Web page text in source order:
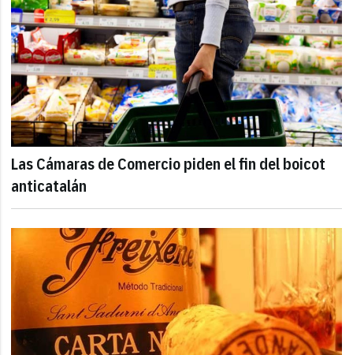
Las Cámaras de Comercio piden el fin del boicot
anticatalán